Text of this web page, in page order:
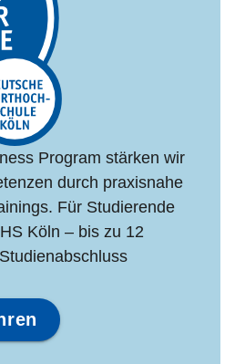
Program stärken wir
durch praxisnahe
Für Studierende
Köln – bis zu 12